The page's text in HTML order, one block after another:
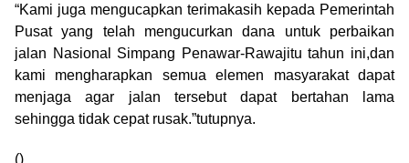
“Kami juga mengucapkan terimakasih kepada Pemerintah
Pusat yang telah mengucurkan dana untuk perbaikan
jalan Nasional Simpang Penawar-Rawajitu tahun ini,dan
kami mengharapkan semua elemen masyarakat dapat
menjaga agar jalan tersebut dapat bertahan lama
sehingga tidak cepat rusak.”tutupnya.
()